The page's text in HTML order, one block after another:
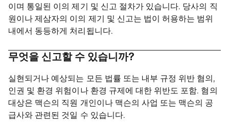
이며 통일된 이의 제기 및 신고 절차가 있습니다. 당사의 직
원이나 제삼자의 이의 제기 및 신고는 법이 허용하는 범위
내에서 동등하게 처리됩니다.
무엇을 신고할 수 있습니까?
실현되거나 예상되는 모든 법률 또는 내부 규정 위반 혐의,
인권 및 환경 위험이나 환경 규제에 대한 위반도 포함. 혐의
대상은 맥슨의 직원 개인이나 맥슨의 사업 또는 맥슨의 공
급사와 관련된 것일 수 있습니다.